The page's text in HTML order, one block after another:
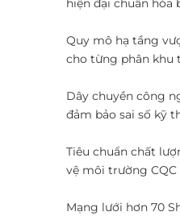
hiện đại chuẩn hóa
Quy mô hạ tầng
cho từng phân khu
Dây chuyền công
đảm bảo sai số kỹ
Tiêu chuẩn chất
vệ môi trường CQC
Mạng lưới hơn 70